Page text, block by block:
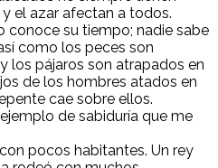
el azar afectan a todos.
conoce su tiempo; nadie sabe
como los peces son
los pájaros son atrapados en
de los hombres atados en
cae sobre ellos.
de sabiduría que me
pocos habitantes. Un rey